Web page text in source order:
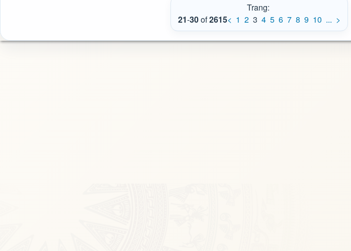
Trang:
21-30of2615< 1 2 3 4 5 6 7 8 9 10 ... >